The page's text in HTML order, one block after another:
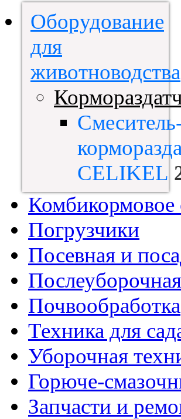
Оборудование
для
животноводства
CELIKEL
Комбикормовое
Погрузчики
Посевная и
Почвообработка
Техника для
Уборочная
Горюче-
Запчасти и